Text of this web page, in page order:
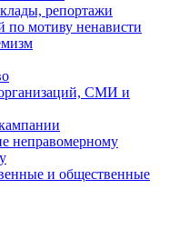
репортажи
по мотиву ненависти
СМИ и
неправомерному
и общественные